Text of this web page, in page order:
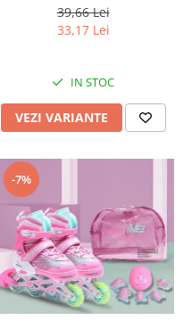
39,66 Lei
33,17 Lei
IN STOC
VEZI VARIANTE
-7%